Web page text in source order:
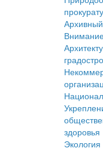
здоровья
Экология